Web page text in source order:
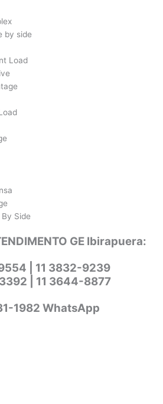
by side
Load
Side
GE Ibirapuera:
| 11 3832-9239
| 11 3644-8877
1982 WhatsApp